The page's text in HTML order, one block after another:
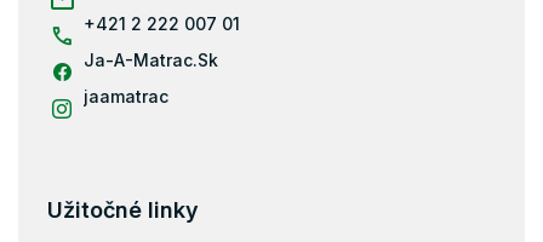
+421 2 222 007 01
Ja-A-Matrac.Sk
jaamatrac
Užitočné linky